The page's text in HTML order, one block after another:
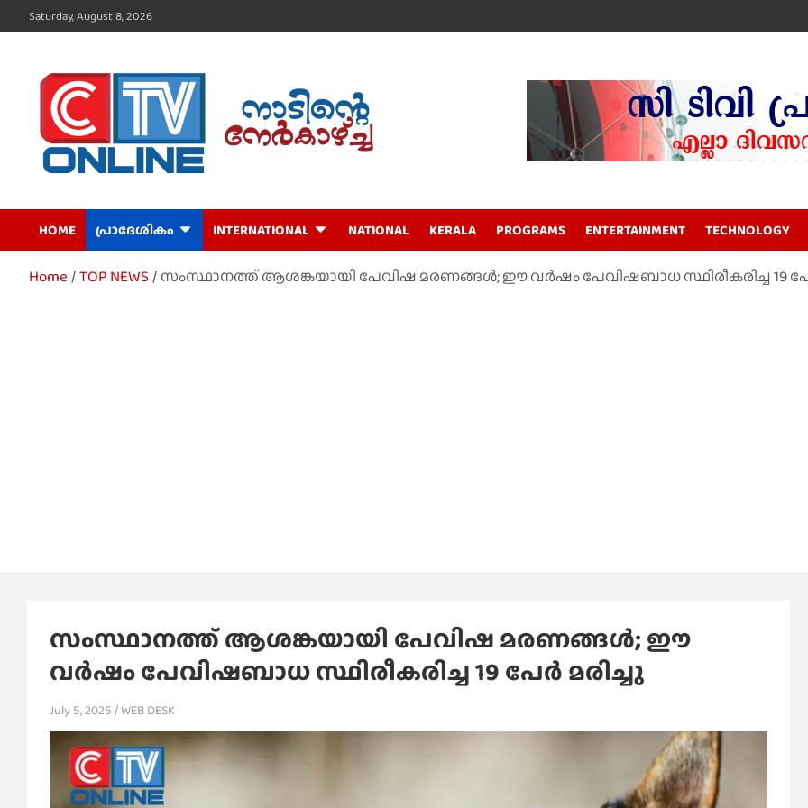
to
Saturday, August 8, 2026
CTV Online
HOME പ്രാദേശികം INTERNATIONAL NATIONAL KERALA PROGRAMS ENTERTAINMENT TECHNOLOGY
Home TOP NEWS സംസ്ഥാനത്ത് ആശങ്കയായി പേവിഷ മരണങ്ങള്‍; ഈ വര്‍ഷം പേവിഷബാധ സ്ഥിരീകരിച്ച 19
സംസ്ഥാനത്ത് ആശങ്കയായി പേവിഷ മരണങ്ങള്‍; ഈ
വര്‍ഷം പേവിഷബാധ സ്ഥിരീകരിച്ച 19 പേര്‍ മരിച്ചു
July 5, 2025 WEB DESK